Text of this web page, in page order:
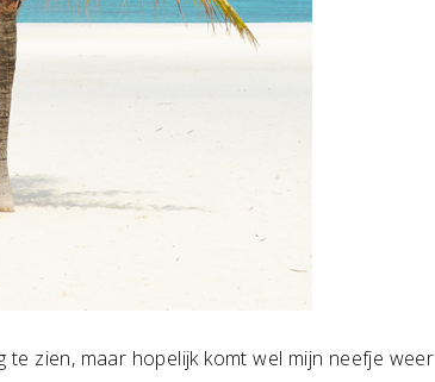
zien, maar hopelijk komt wel mijn neefje weer